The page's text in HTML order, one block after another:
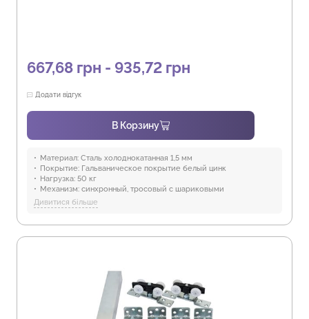
667,68 грн - 935,72 грн
Додати відгук
В Корзину
Материал: Сталь холоднокатанная 1,5 мм
Покрытие: Гальваническое покрытие белый цинк
Нагрузка: 50 кг
Механизм: синхронный, тросовый с шариковыми
направляющими, с фиксацией троса в любом положении
Длина механизма в закрытом состоянии, (мм):
Длина механизма в открытом состоянии, (мм):
1052, 1065, 1100, 1240, 1250, 1300, 1450, 560, 600, 700, 800,
820, 850, 910, 950
Производство мебели, Торговля и HoReCa
Дивитися більше